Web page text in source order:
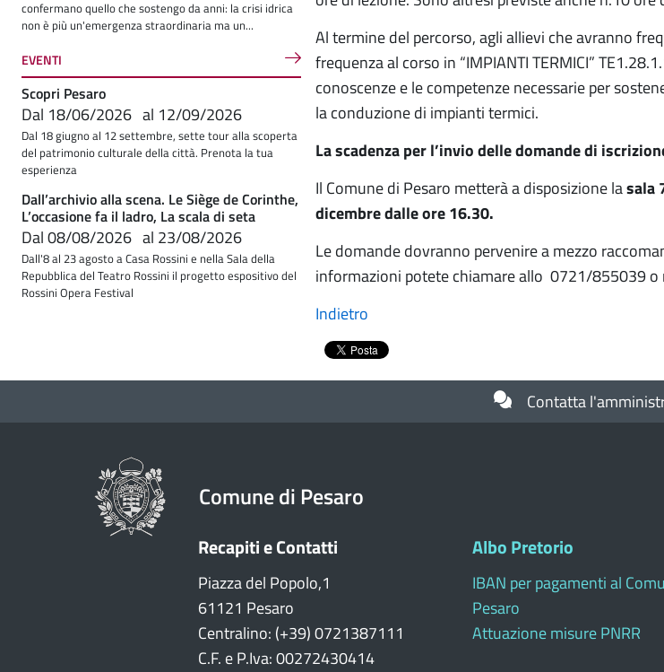
Al termine del percorso, agli allievi che avranno
frequenza al corso in “IMPIANTI TERMICI”
conoscenze e le competenze necessarie per
la conduzione di impianti termici.
La scadenza per l’invio delle domande di
Il Comune di Pesaro metterà a disposizione lasala
dicembre dalle ore 16.30.
Le domande dovranno pervenire a mezzo
informazioni potete chiamare allo 0721/855039 o
Indietro
confermano quello che sostengo da anni: la crisi idrica
non è più un'emergenza straordinaria ma un...
EVENTI
Scopri Pesaro
Dal 18/06/2026 al 12/09/2026
Dal 18 giugno al 12 settembre, sette tour alla scoperta
del patrimonio culturale della città. Prenota la tua
esperienza
Dall’archivio alla scena. Le Siège de Corinthe,
L’occasione fa il ladro, La scala di seta
Dal08/08/2026 al 23/08/2026
Dall'8 al 23 agosto a Casa Rossini e nella Sala della
Repubblica del Teatro Rossini il progetto espositivo del
Rossini Opera Festival
Contatta
Comune di Pesaro
Recapiti e Contatti
Piazza del Popolo,1
61121 Pesaro
Centralino: (+39) 0721387111
C.F. e P.Iva: 00272430414
Albo Pretorio
IBAN per pagamenti al
Pesaro
Attuazione misure PNRR